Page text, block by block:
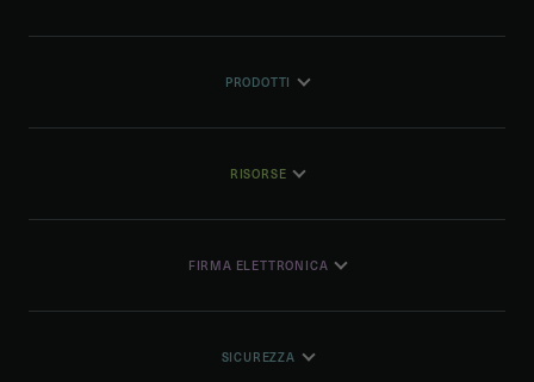
PRODOTTI
RISORSE
FIRMA ELETTRONICA
SICUREZZA